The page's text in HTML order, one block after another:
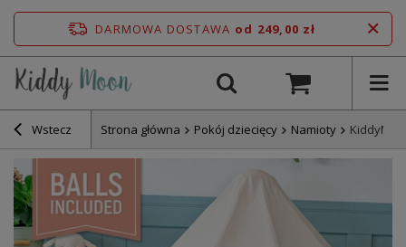
DARMOWA DOSTAWA od 249,00 zł
Wstecz Strona główna Pokój dziecięcy Namioty